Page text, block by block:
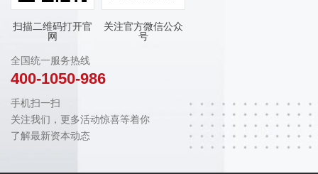
扫描二维码打开官
网
关注官方微信公众
号
全国统一服务热线
400-1050-986
手机扫一扫
关注我们，更多活动惊喜等着你
了解最新资本动态